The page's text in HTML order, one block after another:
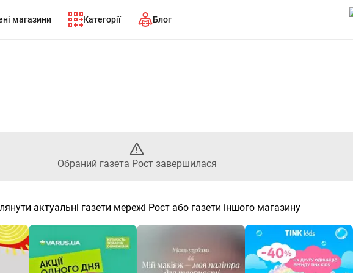
магазини Категорії Блог
газета Рост завершилася
Обраний газета Рост завершилася
актуальні газети мережі Рост або газети іншого магазину